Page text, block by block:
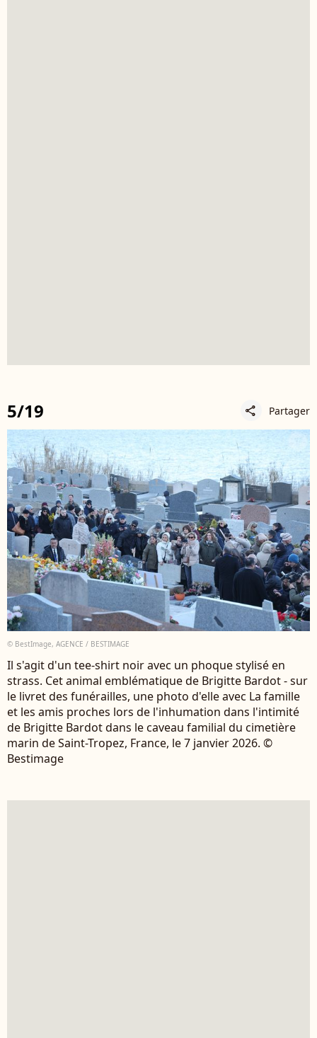
5/19 share Partager
© BestImage, AGENCE / BESTIMAGE
Il s'agit d'un tee-shirt noir avec un phoque stylisé en
strass. Cet animal emblématique de Brigitte Bardot - sur
le livret des funérailles, une photo d'elle avec La famille
et les amis proches lors de l'inhumation dans l'intimité
de Brigitte Bardot dans le caveau familial du cimetière
marin de Saint-Tropez, France, le 7 janvier 2026. ©
Bestimage